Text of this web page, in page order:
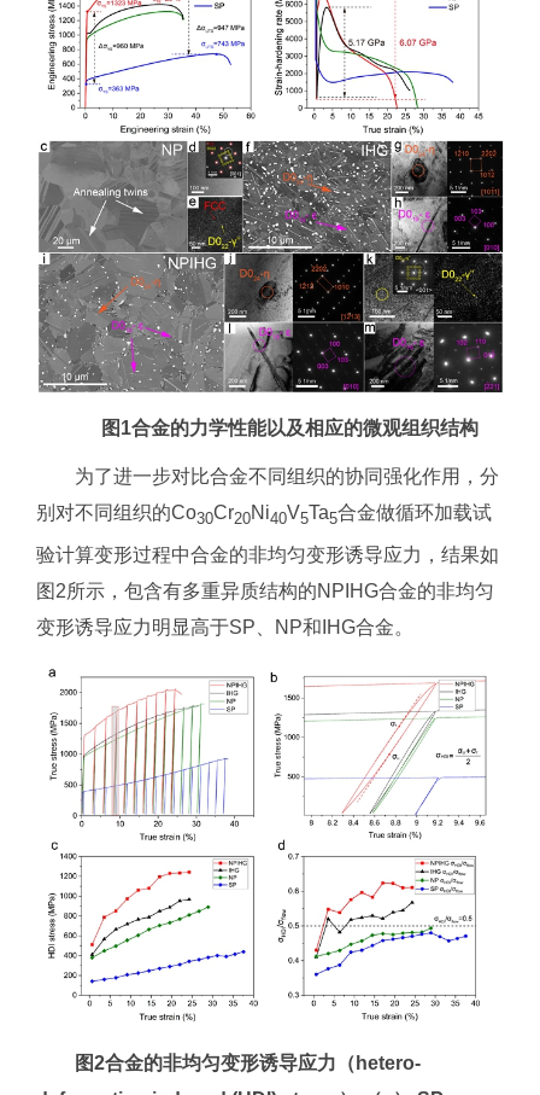
图1合金的力学性能以及相应的微观组织结构
为了进一步对比合金不同组织的协同强化作用，分
别对不同组织的Co30Cr20Ni40V5Ta5合金做循环加载试
验计算变形过程中合金的非均匀变形诱导应力，结果如
图2所示，包含有多重异质结构的NPIHG合金的非均匀
变形诱导应力明显高于SP、NP和IHG合金。
图2合金的非均匀变形诱导应力（hetero-